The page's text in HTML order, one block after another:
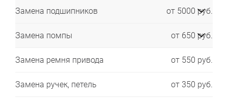
Замена подшипников от 5000 руб.
Замена помпы от 650 руб.
Замена ремня привода от 550 руб.
Замена ручек, петель от 350 руб.